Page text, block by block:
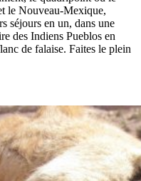
le Nouveau-Mexique,
séjours en un, dans une
des Indiens Pueblos en
de falaise. Faites le plein